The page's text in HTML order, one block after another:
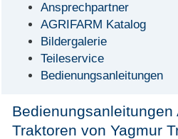
Ansprechpartner
AGRIFARM Katalog
Bildergalerie
Teileservice
Bedienungsanleitungen
Bedienungsanleitungen
Traktoren von Yagmur